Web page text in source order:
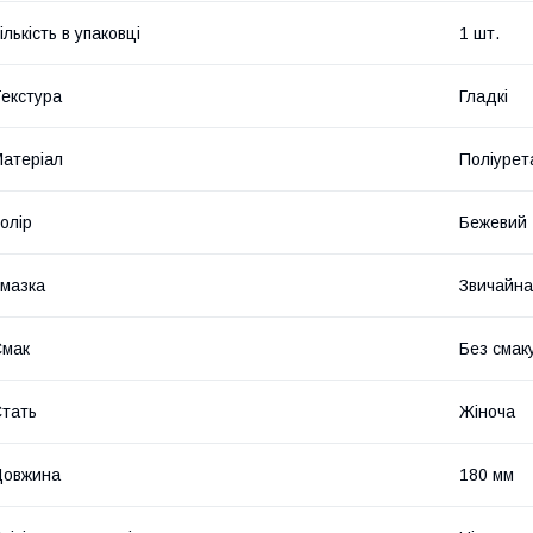
в упаковці 1 шт.
Гладкі
Бежевий
Звичайна
Без
Жіноча
180 мм